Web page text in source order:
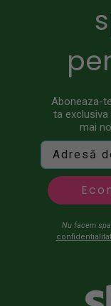
Aboneaza-
ta
mai
Nu facem